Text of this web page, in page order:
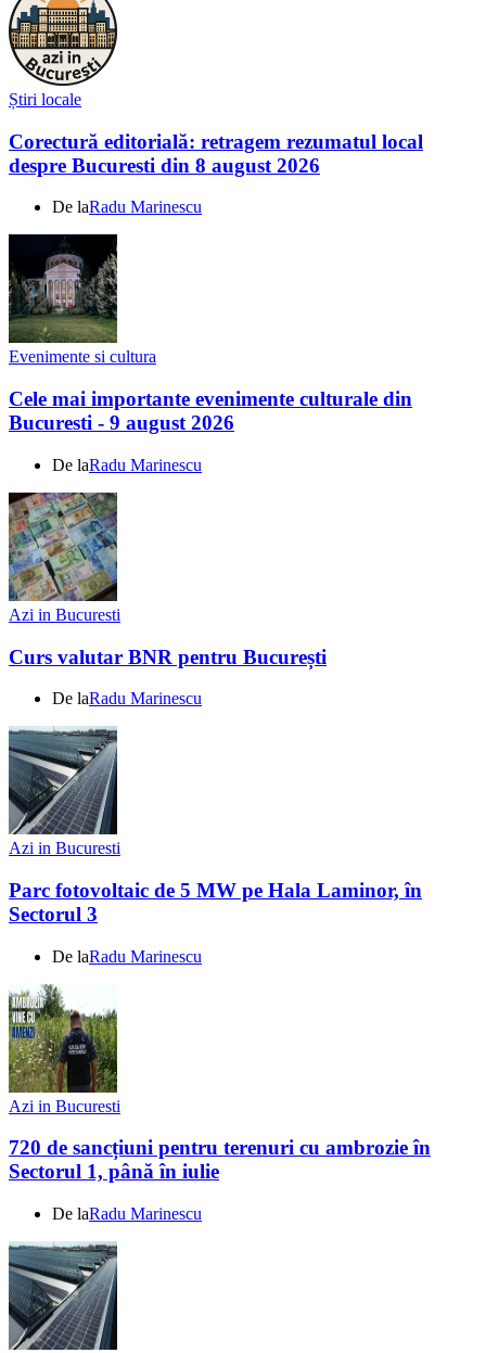
Știri locale
Corectură editorială: retragem rezumatul local
despre Bucuresti din 8 august 2026
De laRadu Marinescu
Evenimente si cultura
Cele mai importante evenimente culturale din
Bucuresti - 9 august 2026
De laRadu Marinescu
Azi in Bucuresti
Curs valutar BNR pentru București
De laRadu Marinescu
Azi in Bucuresti
Parc fotovoltaic de 5 MW pe Hala Laminor, în
Sectorul 3
De laRadu Marinescu
Azi in Bucuresti
720 de sancțiuni pentru terenuri cu ambrozie în
Sectorul 1, până în iulie
De laRadu Marinescu